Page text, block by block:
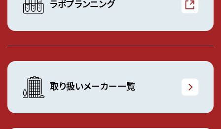
ラボプランニング
取り扱いメーカー一覧